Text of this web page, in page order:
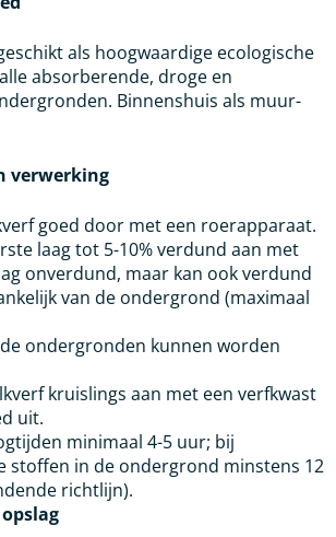
als hoogwaardige ecologische
absorberende, droge en
Binnenshuis als muur-
verwerking
goed door met een roerapparaat.
laag tot 5-10% verdund aan met
onverdund, maar kan ook verdund
van de ondergrond (maximaal
ondergronden kunnen worden
kruislings aan met een verfkwast
uit.
minimaal 4-5 uur; bij
stoffen in de ondergrond minstens 12
richtlijn).